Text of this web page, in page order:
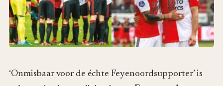
‘Onmisbaar voor de échte Feyenoordsupporter’ is